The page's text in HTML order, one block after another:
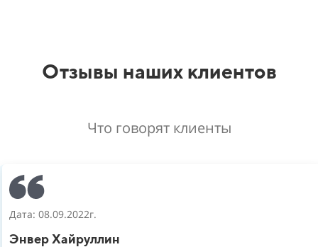
Отзывы наших клиентов
Что говорят клиенты
Дата: 08.09.2022г.
Энвер Хайруллин